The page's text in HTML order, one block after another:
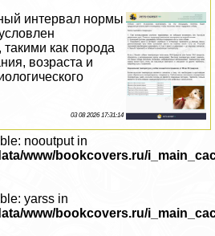
интервал нормы
как порода
возраста и
03 08 2026 17:31:14
nooutput in
www/bookcovers.ru/
yarss in
www/bookcovers.ru/